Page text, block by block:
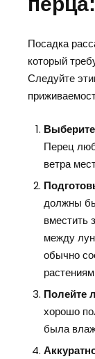
Посадка
который
Следуйте
Перец
ветра
должны
вместить
между
обычно
Полейте
хорошо
была